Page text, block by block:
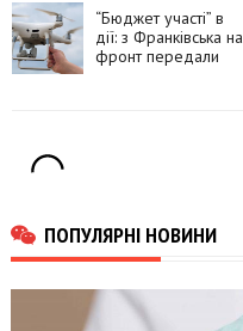
“Бюджет участі” в
дії: з Франківська на
фронт передали
ПОПУЛЯРНІ НОВИНИ